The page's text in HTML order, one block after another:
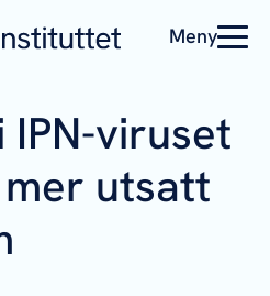
Meny
IPN-viruset
utsatt